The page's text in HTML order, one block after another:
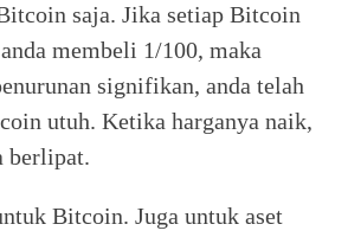
saja. Jika setiap Bitcoin
membeli 1/100, maka
signifikan, anda telah
utuh. Ketika harganya naik,
berlipat.
Bitcoin. Juga untuk aset